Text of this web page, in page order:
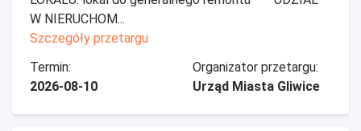
W NIERUCHOM...
Szczegóły przetargu
Termin:
2026-08-10
Organizator przetargu:
Urząd Miasta Gliwice